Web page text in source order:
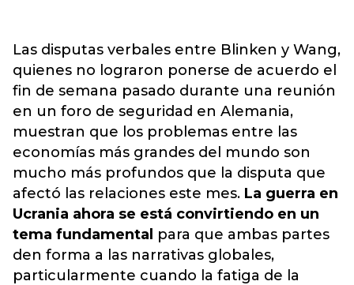
Las disputas verbales entre Blinken y Wang,
quienes no lograron ponerse de acuerdo el
fin de semana pasado durante una reunión
en un foro de seguridad en Alemania,
muestran que los problemas entre las
economías más grandes del mundo son
mucho más profundos que la disputa que
afectó las relaciones este mes. La guerra en
Ucrania ahora se está convirtiendo en un
tema fundamental para que ambas partes
den forma a las narrativas globales,
particularmente cuando la fatiga de la